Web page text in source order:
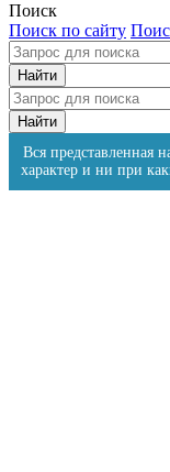
Поиск
Поиск по сайту
Вся представленная
характер и ни при